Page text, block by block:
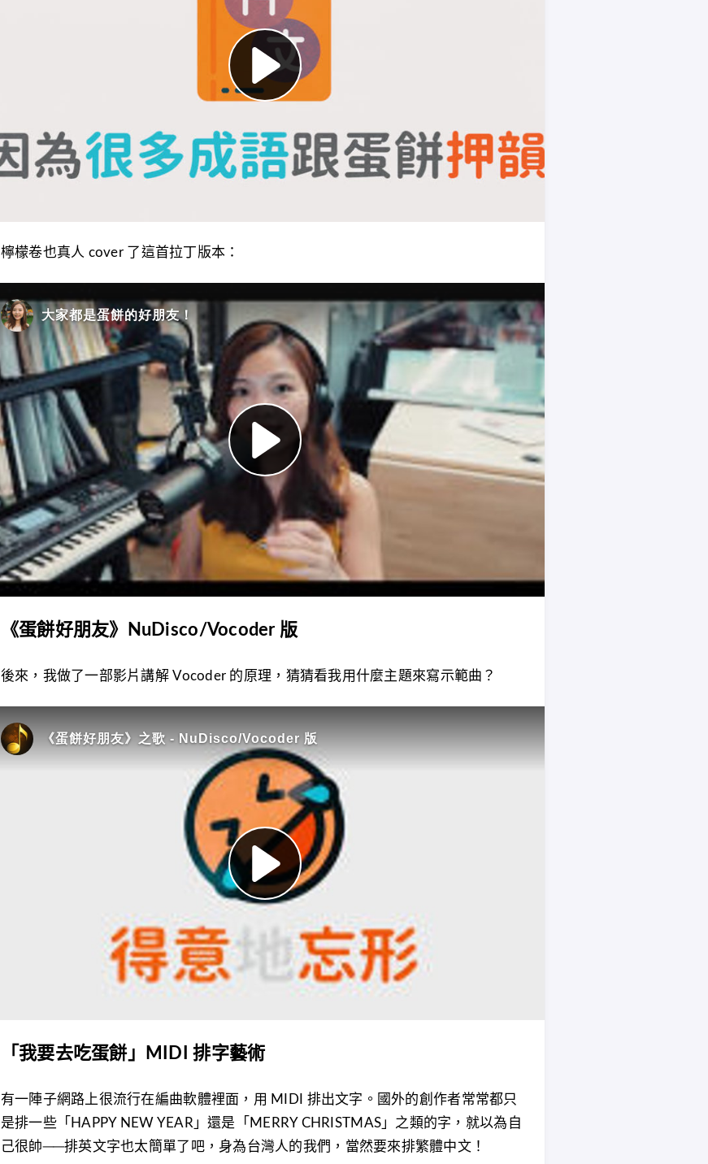
檸檬卷也真人 cover 了這首拉丁版本：
《蛋餅好朋友》NuDisco/Vocoder 版
後來，我做了一部影片講解 Vocoder 的原理，猜猜看我用什麼主題來寫示範曲？
「我要去吃蛋餅」MIDI 排字藝術
有一陣子網路上很流行在編曲軟體裡面，用 MIDI 排出文字。國外的創作者常常都只
是排一些「HAPPY NEW YEAR」還是「MERRY CHRISTMAS」之類的字，就以為自
己很帥──排英文字也太簡單了吧，身為台灣人的我們，當然要來排繁體中文！